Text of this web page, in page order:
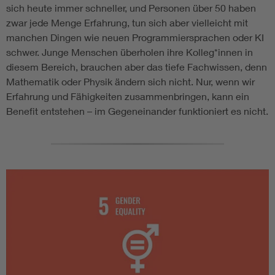
sich heute immer schneller, und Personen über 50 haben
zwar jede Menge Erfahrung, tun sich aber vielleicht mit
manchen Dingen wie neuen Programmiersprachen oder KI
schwer. Junge Menschen überholen ihre Kolleg*innen in
diesem Bereich, brauchen aber das tiefe Fachwissen, denn
Mathematik oder Physik ändern sich nicht. Nur, wenn wir
Erfahrung und Fähigkeiten zusammenbringen, kann ein
Benefit entstehen – im Gegeneinander funktioniert es nicht.